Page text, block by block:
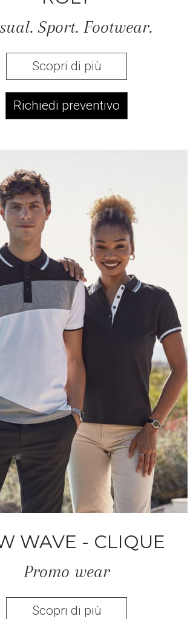
Sport. Footwear.
Scopri di più
Richiedi preventivo
WAVE - CLIQUE
Promo wear
Scopri di più